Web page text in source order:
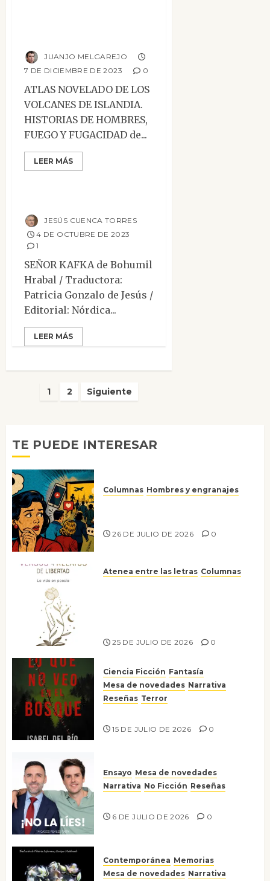
JUANJO MELGAREJO
7 DE DICIEMBRE DE 2023
0
ATLAS NOVELADO DE LOS
VOLCANES DE ISLANDIA.
HISTORIAS DE HOMBRES,
FUEGO Y FUGACIDAD de...
LEER MÁS
Mesa de novedades
JESÚS CUENCA TORRES
4 DE OCTUBRE DE 2023
1
SEÑOR KAFKA de Bohumil
Hrabal / Traductora:
Patricia Gonzalo de Jesús /
Editorial: Nórdica...
LEER MÁS
Paginación
1 2 Siguiente
TE PUEDE INTERESAR
Columnas Hombres y engranajes
26 DE JULIO DE 2026 0
Atenea entre las letras Columnas
25 DE JULIO DE 2026 0
Ciencia Ficción Fantasía
Mesa de novedades Narrativa
Reseñas Terror
15 DE JULIO DE 2026 0
Ensayo Mesa de novedades
Narrativa No Ficción Reseñas
6 DE JULIO DE 2026 0
Contemporánea Memorias
Mesa de novedades Narrativa